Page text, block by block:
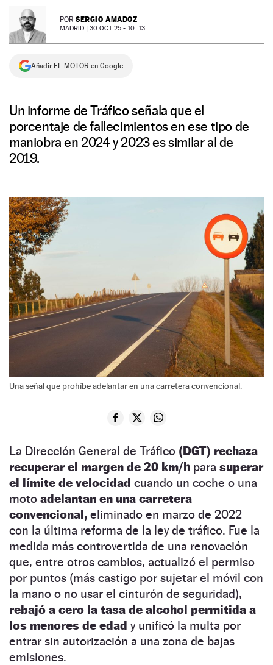
NEWSLETTER POR SERGIO AMADOZ
MADRID | 30 OCT 25 - 10: 13
Añadir EL MOTOR en Google
Un informe de Tráfico señala que el
porcentaje de fallecimientos en ese tipo de
maniobra en 2024 y 2023 es similar al de
2019.
Una señal que prohíbe adelantar en una carretera convencional.
La Dirección General de Tráfico (DGT) rechaza
recuperar el margen de 20 km/h para superar
el límite de velocidad cuando un coche o una
moto adelantan en una carretera
convencional, eliminado en marzo de 2022
con la última reforma de la ley de tráfico. Fue la
medida más controvertida de una renovación
que, entre otros cambios, actualizó el permiso
por puntos (más castigo por sujetar el móvil con
la mano o no usar el cinturón de seguridad),
rebajó a cero la tasa de alcohol permitida a
los menores de edad y unificó la multa por
entrar sin autorización a una zona de bajas
emisiones.